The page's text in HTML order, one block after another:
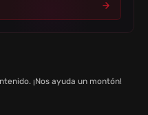
¡Nos ayuda un montón!